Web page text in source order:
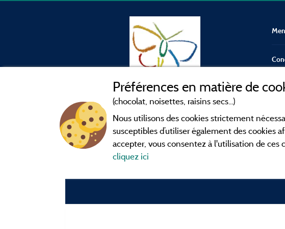
CGV
Préférences en matière de
(chocolat, noisettes, raisins secs...)
Nous utilisons des cookies strictement
susceptibles d’utiliser également des cookies
accepter, vous consentez à l'utilisation de ces
cliquez ici